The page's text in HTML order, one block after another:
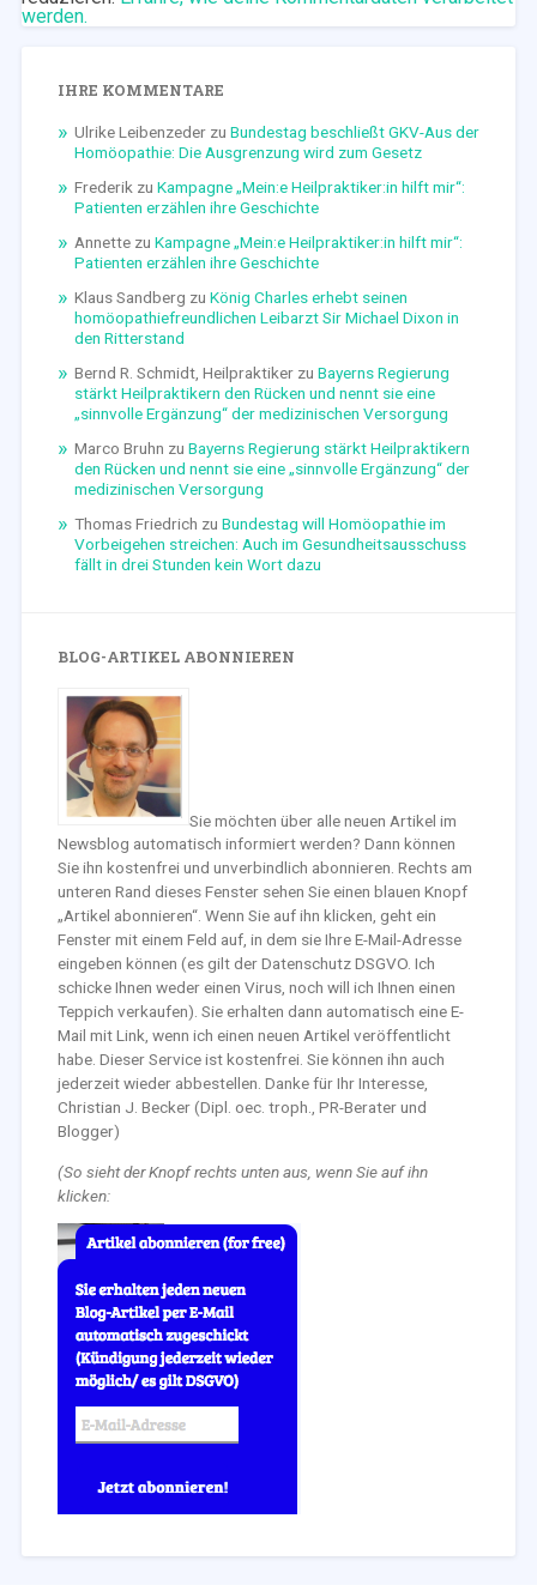
werden.
IHRE KOMMENTARE
Ulrike Leibenzederzu Bundestag beschließt GKV-Aus der
Homöopathie: Die Ausgrenzung wird zum Gesetz
Frederik zu Kampagne „Mein:e Heilpraktiker:in hilft mir“:
Patienten erzählen ihre Geschichte
Annettezu Kampagne „Mein:e Heilpraktiker:in hilft mir“:
Patienten erzählen ihre Geschichte
Klaus Sandberg zu König Charles erhebt seinen
homöopathiefreundlichen Leibarzt Sir Michael Dixon in
den Ritterstand
Bernd R. Schmidt, Heilpraktikerzu Bayerns Regierung
stärkt Heilpraktikern den Rücken und nennt sie eine
„sinnvolle Ergänzung“ der medizinischen Versorgung
Marco Bruhn zu Bayerns Regierung stärkt Heilpraktikern
den Rücken und nennt sie eine „sinnvolle Ergänzung“ der
medizinischen Versorgung
Thomas Friedrich zu Bundestag will Homöopathie im
Vorbeigehen streichen: Auch im Gesundheitsausschuss
fällt in drei Stunden kein Wort dazu
BLOG-ARTIKEL ABONNIEREN
Sie möchten über alle neuen Artikel im
Newsblog automatisch informiert werden? Dann können
Sie ihn kostenfrei und unverbindlich abonnieren. Rechts am
unteren Rand dieses Fenster sehen Sie einen blauen Knopf
„Artikel abonnieren“. Wenn Sie auf ihn klicken, geht ein
Fenster mit einem Feld auf, in dem sie Ihre E-Mail-Adresse
eingeben können (es gilt der Datenschutz DSGVO. Ich
schicke Ihnen weder einen Virus, noch will ich Ihnen einen
Teppich verkaufen). Sie erhalten dann automatisch eine E-
Mail mit Link, wenn ich einen neuen Artikel veröffentlicht
habe. Dieser Service ist kostenfrei. Sie können ihn auch
jederzeit wieder abbestellen. Danke für Ihr Interesse,
Christian J. Becker (Dipl. oec. troph., PR-Berater und
Blogger)
(So sieht der Knopf rechts unten aus, wenn Sie auf ihn
klicken: